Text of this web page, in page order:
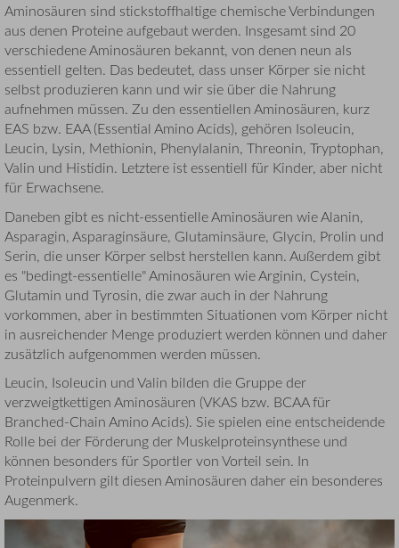
Aminosäuren sind stickstoffhaltige chemische Verbindungen
aus denen Proteine aufgebaut werden. Insgesamt sind 20
verschiedene Aminosäuren bekannt, von denen neun als
essentiell gelten. Das bedeutet, dass unser Körper sie nicht
selbst produzieren kann und wir sie über die Nahrung
aufnehmen müssen. Zu den essentiellen Aminosäuren, kurz
EAS bzw. EAA (Essential Amino Acids), gehören Isoleucin,
Leucin, Lysin, Methionin, Phenylalanin, Threonin, Tryptophan,
Valin und Histidin. Letztere ist essentiell für Kinder, aber nicht
für Erwachsene.
Daneben gibt es nicht-essentielle Aminosäuren wie Alanin,
Asparagin, Asparaginsäure, Glutaminsäure, Glycin, Prolin und
Serin, die unser Körper selbst herstellen kann. Außerdem gibt
es "bedingt-essentielle" Aminosäuren wie Arginin, Cystein,
Glutamin und Tyrosin, die zwar auch in der Nahrung
vorkommen, aber in bestimmten Situationen vom Körper nicht
in ausreichender Menge produziert werden können und daher
zusätzlich aufgenommen werden müssen.
Leucin, Isoleucin und Valin bilden die Gruppe der
verzweigtkettigen Aminosäuren (VKAS bzw. BCAA für
Branched-Chain Amino Acids). Sie spielen eine entscheidende
Rolle bei der Förderung der Muskelproteinsynthese und
können besonders für Sportler von Vorteil sein. In
Proteinpulvern gilt diesen Aminosäuren daher ein besonderes
Augenmerk.